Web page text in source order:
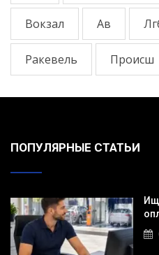
Вокзал Ав
Ракевель Происш
ПОПУЛЯРНЫЕ СТАТЬИ